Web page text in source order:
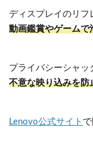
ディスプレイのリフ
動画鑑賞やゲームで
プライバシーシャッ
不意な映り込みを防
Lenovo公式サイト